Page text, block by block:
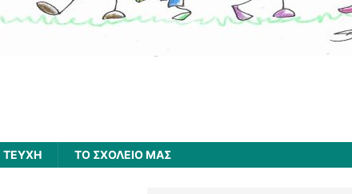
ΤΕΥΧΗ ΤΟ ΣΧΟΛΕΙΟ ΜΑΣ